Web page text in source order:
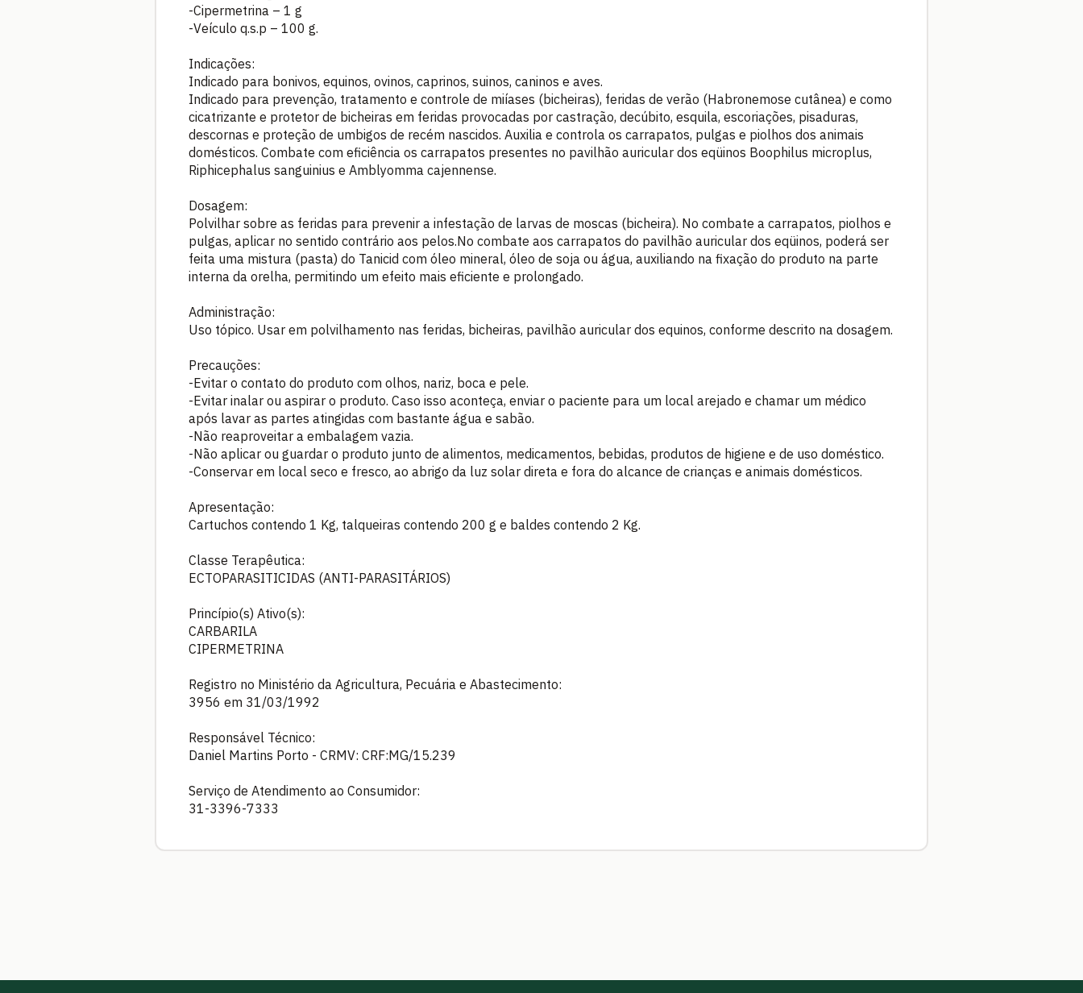
-Cipermetrina – 1 g
-Veículo q.s.p – 100 g.
Indicações:
Indicado para bonivos, equinos, ovinos, caprinos, suinos, caninos e aves.
Indicado para prevenção, tratamento e controle de miíases (bicheiras), feridas de verão (Habronemose cutânea) e como
cicatrizante e protetor de bicheiras em feridas provocadas por castração, decúbito, esquila, escoriações, pisaduras,
descornas e proteção de umbigos de recém nascidos. Auxilia e controla os carrapatos, pulgas e piolhos dos animais
domésticos. Combate com eficiência os carrapatos presentes no pavilhão auricular dos eqüinos Boophilus microplus,
Riphicephalus sanguinius e Amblyomma cajennense.
Dosagem:
Polvilhar sobre as feridas para prevenir a infestação de larvas de moscas (bicheira). No combate a carrapatos, piolhos e
pulgas, aplicar no sentido contrário aos pelos.No combate aos carrapatos do pavilhão auricular dos eqüinos, poderá ser
feita uma mistura (pasta) do Tanicid com óleo mineral, óleo de soja ou água, auxiliando na fixação do produto na parte
interna da orelha, permitindo um efeito mais eficiente e prolongado.
Administração:
Uso tópico. Usar em polvilhamento nas feridas, bicheiras, pavilhão auricular dos equinos, conforme descrito na dosagem.
Precauções:
-Evitar o contato do produto com olhos, nariz, boca e pele.
-Evitar inalar ou aspirar o produto. Caso isso aconteça, enviar o paciente para um local arejado e chamar um médico
após lavar as partes atingidas com bastante água e sabão.
-Não reaproveitar a embalagem vazia.
-Não aplicar ou guardar o produto junto de alimentos, medicamentos, bebidas, produtos de higiene e de uso doméstico.
-Conservar em local seco e fresco, ao abrigo da luz solar direta e fora do alcance de crianças e animais domésticos.
Apresentação:
Cartuchos contendo 1 Kg, talqueiras contendo 200 g e baldes contendo 2 Kg.
Classe Terapêutica:
ECTOPARASITICIDAS (ANTI-PARASITÁRIOS)
Princípio(s) Ativo(s):
CARBARILA
CIPERMETRINA
Registro no Ministério da Agricultura, Pecuária e Abastecimento:
3956 em 31/03/1992
Responsável Técnico:
Daniel Martins Porto - CRMV: CRF:MG/15.239
Serviço de Atendimento ao Consumidor:
31-3396-7333